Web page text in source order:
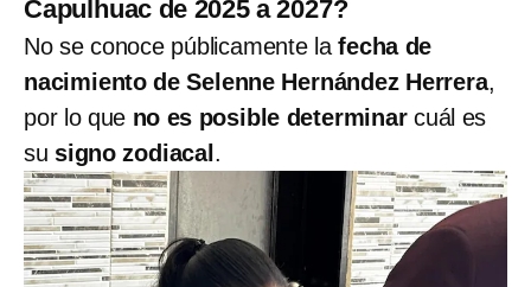
Capulhuac de 2025 a 2027?
No se conoce públicamente lafecha de
nacimiento de Selenne Hernández Herrera,
por lo que no es posible determinarcuál es
su signo zodiacal .